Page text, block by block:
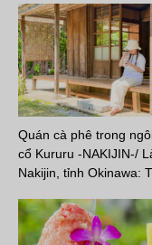
Quán cà phê trong
cổ Kururu -NAKIJIN-/
Nakijin, tỉnh Okinawa: